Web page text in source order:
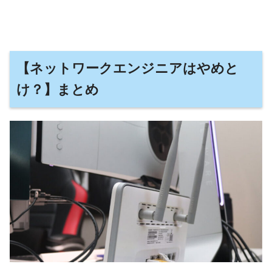
【ネットワークエンジニアはやめと
け？】まとめ